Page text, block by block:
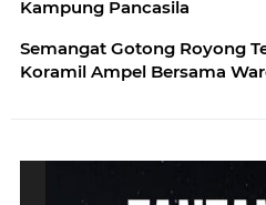
Kampung Pancasila
Semangat Gotong Royong
Koramil Ampel Bersama